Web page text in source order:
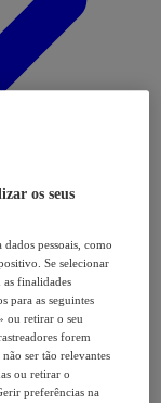
os seus
dados pessoais, como
Se selecionar
as finalidades
para as seguintes
ou retirar o seu
forem
ser tão relevantes
ou retirar o
preferências na